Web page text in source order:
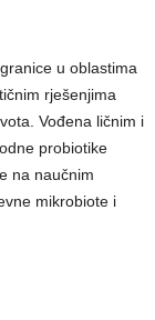
u oblastima
rješenjima
Vođena ličnim i
probiotike
na naučnim
mikrobiote i